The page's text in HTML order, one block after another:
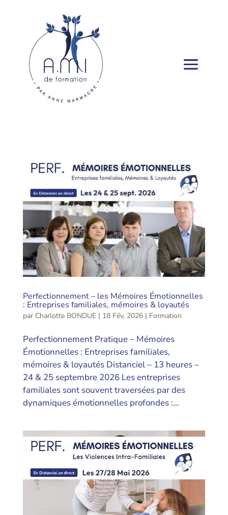
Perfectionnement – les Mémoires Émotionnelles
: Entreprises familiales, mémoires & loyautés
par Charlotte BONDUE| 18 Fév, 2026| Formation
Perfectionnement Pratique – Mémoires
Émotionnelles : Entreprises familiales,
mémoires & loyautés Distanciel – 13 heures –
24 & 25 septembre 2026 Les entreprises
familiales sont souvent traversées par des
dynamiques émotionnelles profondes :...